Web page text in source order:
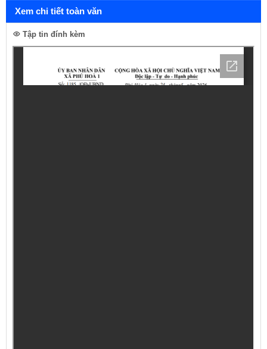
Xem chi tiết toàn văn
Tập tin đính kèm